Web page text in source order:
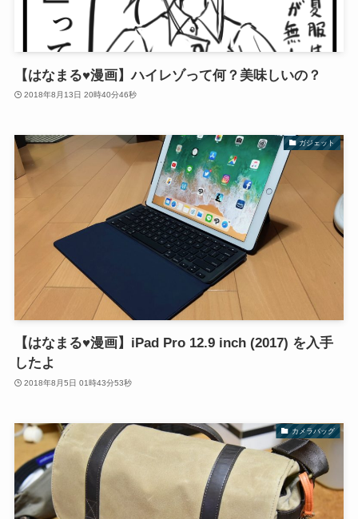
【はなまる♥漫画】ハイレゾって何？美味しいの？
2018年8月13日 20時40分46秒
ガジェット
【はなまる♥漫画】iPad Pro 12.9 inch (2017) を入手
したよ
2018年8月5日 01時43分53秒
カメラバッグ